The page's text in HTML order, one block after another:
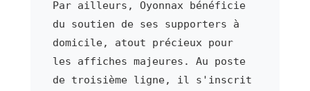
Par ailleurs, Oyonnax bénéficie
du soutien de ses supporters à
domicile, atout précieux pour
les affiches majeures. Au poste
de troisième ligne, il s'inscrit